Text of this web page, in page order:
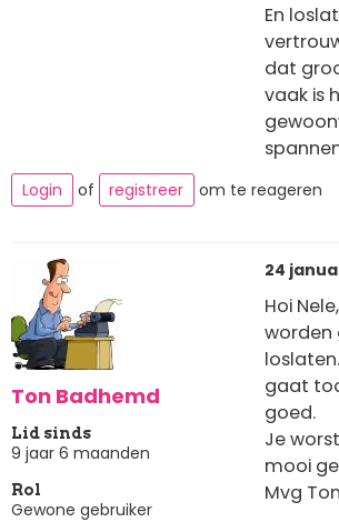
En
dat
vaak is
Login of registreer om te reageren
Ton Badhemd
Lid sinds
9 jaar 6 maanden
Rol
Gewone gebruiker
24
Hoi
worden
gaat
goed.
Je
mooi
Mvg